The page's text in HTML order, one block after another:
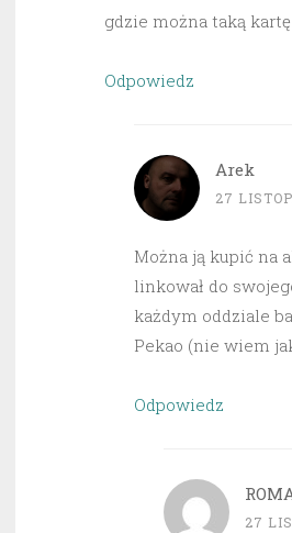
gdzie można taką kartę
Odpowiedz
Arek
27
Można ją kupić na
linkował do
każdym oddziale
Pekao (nie wiem
Odpowiedz
27